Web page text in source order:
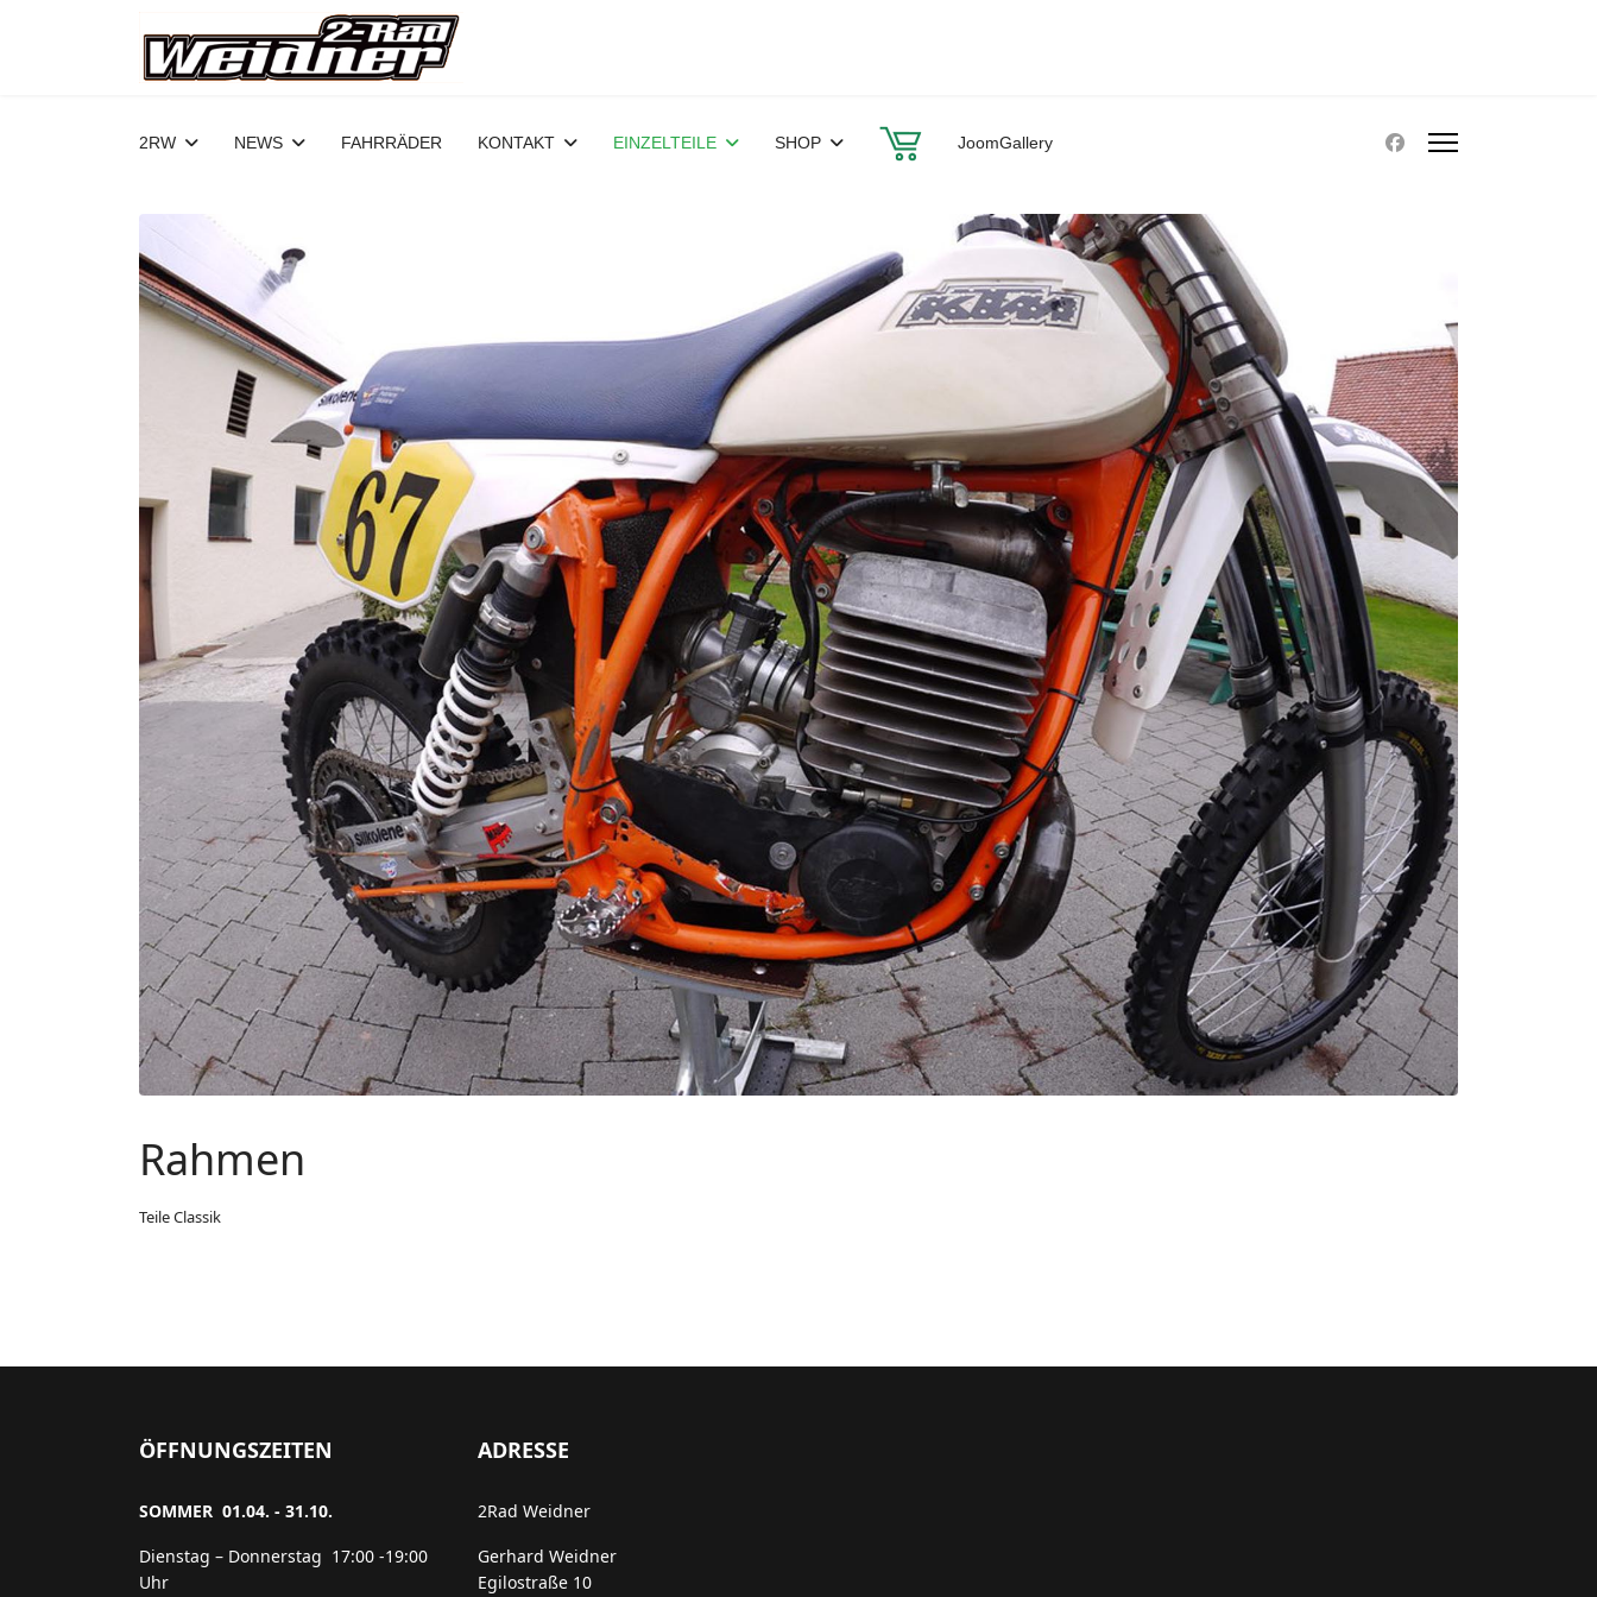
2RW NEWS FAHRRÄDER KONTAKT EINZELTEILE SHOP JoomGallery
Rahmen
Teile Classik
ÖFFNUNGSZEITEN
SOMMER 01.04. - 31.10.
Dienstag – Donnerstag 17:00 -19:00
Uhr
ADRESSE
2Rad Weidner
Gerhard Weidner
Egilostraße 10